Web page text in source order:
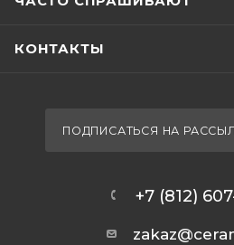
КОНТАКТЫ
ПОДПИСАТЬСЯ НА
+7 (812)